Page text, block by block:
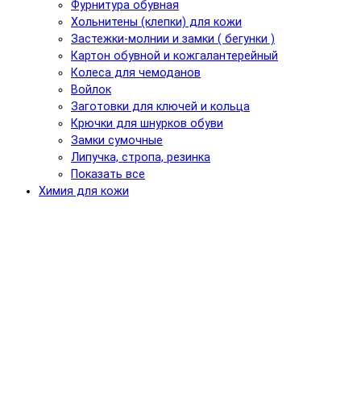
Фурнитура обувная
Хольнитены (клепки) для кожи
Застежки-молнии и замки ( бегунки )
Картон обувной и кожгалантерейный
Колеса для чемоданов
Войлок
Заготовки для ключей и кольца
Крючки для шнурков обуви
Замки сумочные
Липучка, стропа, резинка
Показать все
Химия для кожи